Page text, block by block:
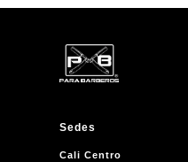
Sedes
Cali Centro